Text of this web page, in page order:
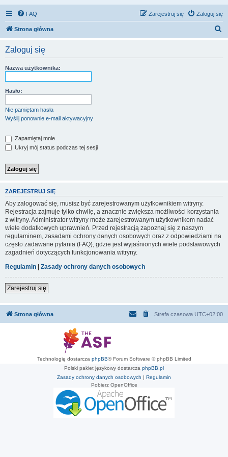
FAQ Zaloguj się
Zarejestruj się
Strona główna
Zaloguj się
Nazwa użytkownika:
Hasło:
Nie pamiętam hasła
Wyślij ponownie e-mail aktywacyjny
Zapamiętaj mnie
Ukryj mój status podczas tej sesji
ZAREJESTRUJ SIĘ
Aby zalogować się, musisz być zarejestrowanym użytkownikiem witryny.
Rejestracja zajmuje tylko chwilę, a znacznie zwiększa możliwości korzystania
z witryny. Administrator witryny może zarejestrowanym użytkownikom nadać
wiele dodatkowych uprawnień. Przed rejestracją zapoznaj się z naszym
regulaminem, zasadami ochrony danych osobowych oraz z odpowiedziami na
często zadawane pytania (FAQ), gdzie jest wyjaśnionych wiele podstawowych
zagadnień dotyczących funkcjonowania witryny.
Regulamin | Zasady ochrony danych osobowych
Zarejestruj się
Strona główna Strefa czasowa UTC+02:00
Technologię dostarcza phpBB® Forum Software © phpBB Limited
Polski pakiet językowy dostarcza phpBB.pl
Zasady ochrony danych osobowych | Regulamin
Pobierz OpenOffice